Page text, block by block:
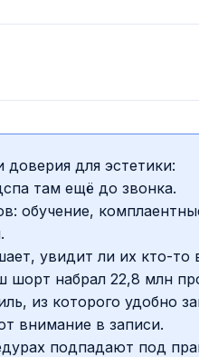
для эстетики:
там ещё до звонка.
обучение,
увидит ли их кто-то
шорт набрал 22,8 млн
из которого удобно
внимание в записи.
подпадают под